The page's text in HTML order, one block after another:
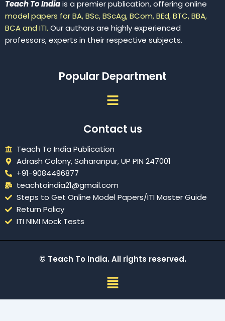
Teach To Indiais a premier publication, offering online
model papers for BA, BSc, BScAg, BCom, BEd, BTC, BBA,
BCA and ITI. Our authors are highly experienced
professors, experts in their respective subjects.
Popular Department
Menu
Contact us
Teach To India Publication
Adrash Colony, Saharanpur, UP PIN 247001
+91-9084496877
teachtoindia21@gmail.com
Steps to Get Online Model Papers/ITI Master Guide
Return Policy
ITI NIMI Mock Tests
© Teach To India. All rights reserved.
Menu